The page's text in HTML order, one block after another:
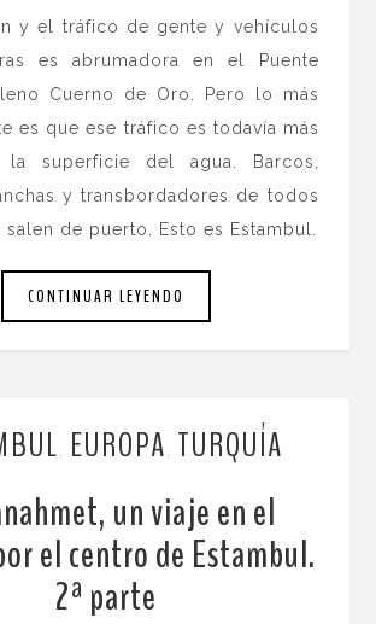
y el tráfico de gente y vehículos
es abrumadora en el Puente
Cuerno de Oro. Pero lo más
es que ese tráfico es todavía más
la superficie del agua. Barcos,
y transbordadores de todos
salen de puerto. Esto es Estambul.
CONTINUAR LEYENDO
EUROPA TURQUÍA
un viaje en el
el centro de Estambul.
2ª parte